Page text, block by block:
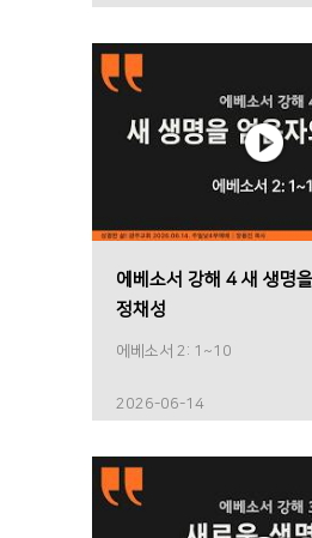
에베소서 강해 4 새 생명
정채성
에베소서 2: 1~10
2026-06-14